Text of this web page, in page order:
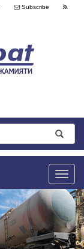
Subscribe
Toggle